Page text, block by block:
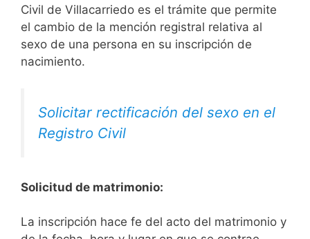
Civil de Villacarriedo es el trámite que permite
el cambio de la mención registral relativa al
sexo de una persona en su inscripción de
nacimiento.
Solicitar rectificación del sexo en el
Registro Civil
Solicitud de matrimonio:
La inscripción hace fe del acto del matrimonio y